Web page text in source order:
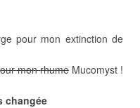
pour mon extinction de
mon rhume Mucomyst !
changée